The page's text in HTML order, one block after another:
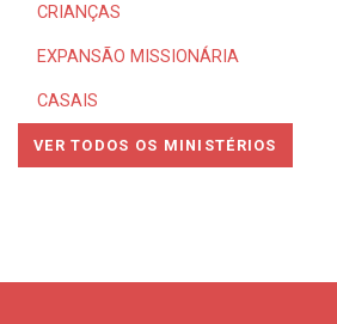
CRIANÇAS
EXPANSÃO MISSIONÁRIA
CASAIS
VER TODOS OS MINISTÉRIOS